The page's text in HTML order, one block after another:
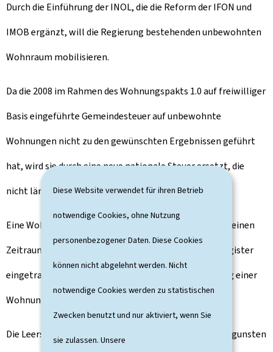
Diese Website verwendet für ihren Betrieb
notwendige Cookies, ohne Nutzung
personenbezogener Daten. Diese Cookies
können nicht abgelehnt werden. Nicht
notwendige Cookies werden zu statistischen
Zwecken benutzt und nur aktiviert, wenn Sie
sie zulassen. Unsere
Durch die Einführung der INOL, die die Reform der IFON und
IMOB ergänzt, will die Regierung bestehenden unbewohnten
Wohnraum mobilisieren.
Da die 2008 im Rahmen des Wohnungspakts 1.0 auf freiwilliger
Basis eingeführte Gemeindesteuer auf unbewohnte
Wohnungen nicht zu den gewünschten Ergebnissen geführt
hat, wird sie durch eine neue nationale Steuer ersetzt, die
nicht länger auf Freiwilligkeit beruht.
Eine Wohnung gilt als nicht bewohnt, wenn dort über einen
Zeitraum von sechs Monaten niemand im Personenregister
eingetragen ist. Die Gemeinde muss die Nichtbelegung einer
Wohnung feststellen.
Die Leerstandssteuer, die von der Steuerverwaltung zugunsten